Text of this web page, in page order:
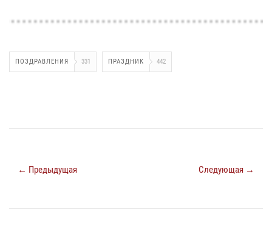
ПОЗДРАВЛЕНИЯ 331 ПРАЗДНИК 442
← Предыдущая Следующая →